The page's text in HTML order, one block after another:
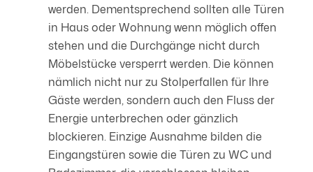
werden. Dementsprechend sollten alle Türen
in Haus oder Wohnung wenn möglich offen
stehen und die Durchgänge nicht durch
Möbelstücke versperrt werden. Die können
nämlich nicht nur zu Stolperfallen für Ihre
Gäste werden, sondern auch den Fluss der
Energie unterbrechen oder gänzlich
blockieren. Einzige Ausnahme bilden die
Eingangstüren sowie die Türen zu WC und